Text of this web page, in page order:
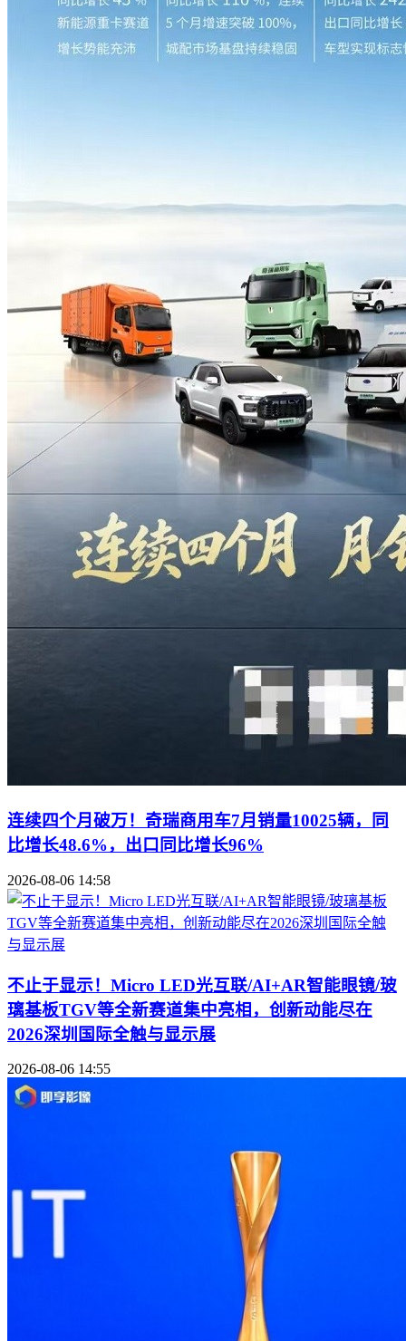
连续四个月破万！奇瑞商用车7月销量10025辆，同
比增长48.6%，出口同比增长96%
2026-08-06 14:58
不止于显示！Micro LED光互联/AI+AR智能眼镜/玻
璃基板TGV等全新赛道集中亮相，创新动能尽在
2026深圳国际全触与显示展
2026-08-06 14:55